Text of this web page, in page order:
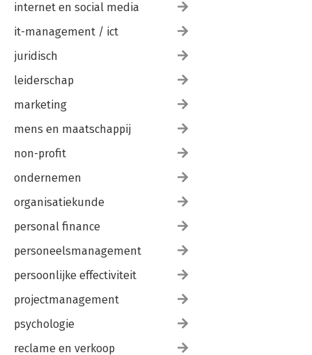
internet en social media
it-management / ict
juridisch
leiderschap
marketing
mens en maatschappij
non-profit
ondernemen
organisatiekunde
personal finance
personeelsmanagement
persoonlijke effectiviteit
projectmanagement
psychologie
reclame en verkoop